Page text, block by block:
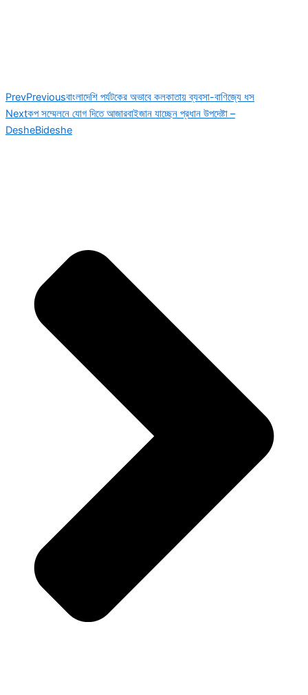
PrevPreviousবাংলাদেশি পর্যটকের অভাবে কলকাতায় ব্যবসা-বাণিজ্যে ধস
Nextকপ সম্মেলনে যোগ দিতে আজারবাইজান যাচ্ছেন প্রধান উপদেষ্টা –
DesheBideshe